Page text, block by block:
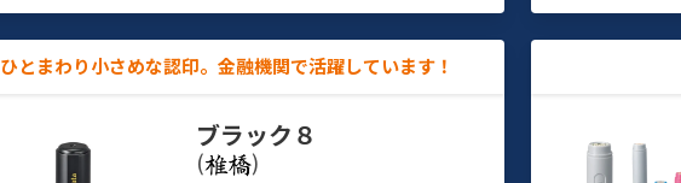
ひとまわり小さめな認印。金融機関で活躍しています！
ブラック８
(
)